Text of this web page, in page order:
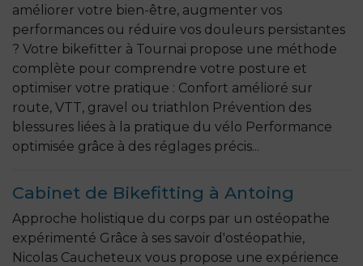
améliorer votre bien-être, augmenter vos
performances ou réduire vos douleurs persistantes
? Votre bikefitter à Tournai propose une méthode
complète pour comprendre votre posture et
optimiser votre pratique : Confort amélioré sur
route, VTT, gravel ou triathlon Prévention des
blessures liées à la pratique du vélo Performance
optimisée grâce à des réglages précis...
Cabinet de Bikefitting à Antoing
Approche holistique du corps par un ostéopathe
expérimenté Grâce à ses savoir d'ostéopathie,
Nicolas Caucheteux vous propose une expérience